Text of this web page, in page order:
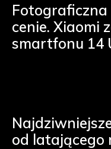
Fotograficzna
cenie. Xiaomi
smartfonu 14
od latającego